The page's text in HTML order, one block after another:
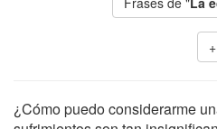
¿Cómo puedo considerarme